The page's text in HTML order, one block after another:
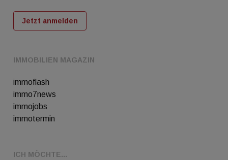
IMMOBILIEN MAGAZIN
immoflash
immo7news
immojobs
immotermin
ICH MÖCHTE...
Jetzt anmelden